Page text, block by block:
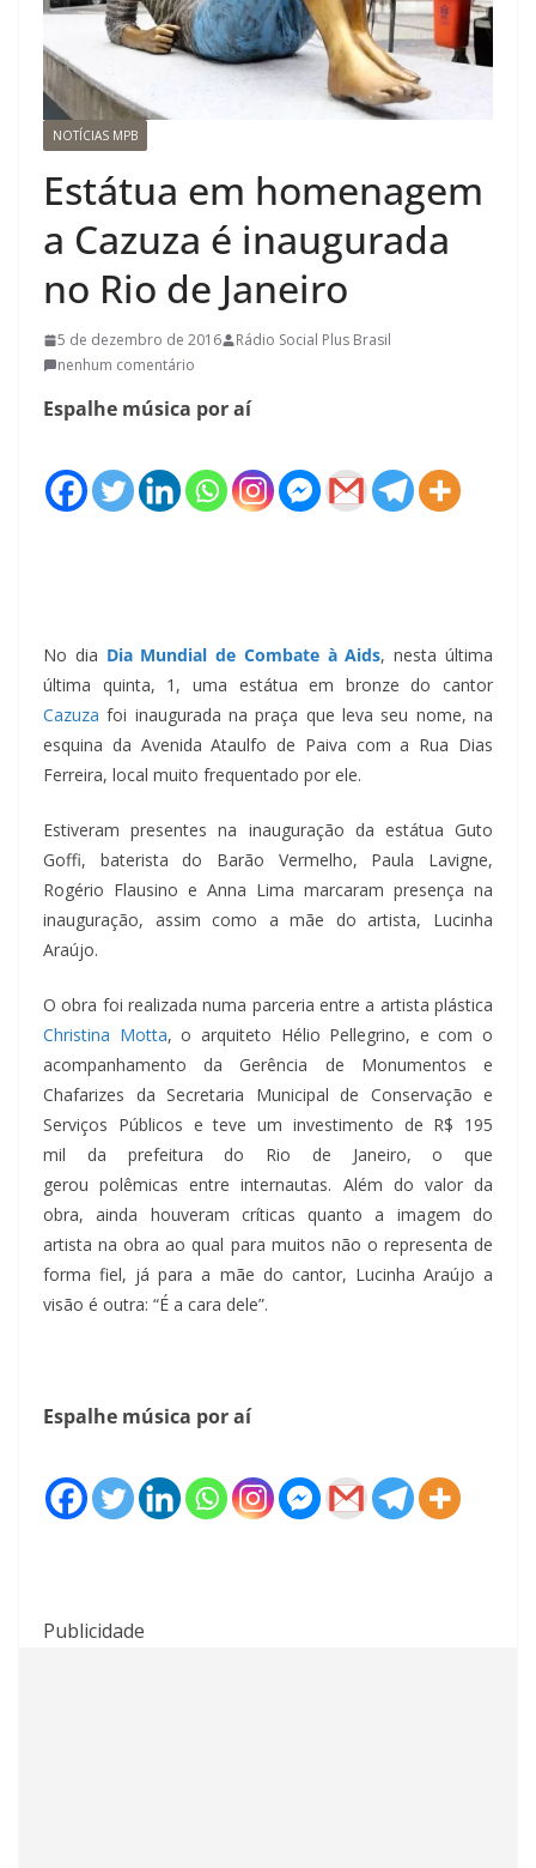
NOTÍCIAS MPB
Estátua em homenagem
a Cazuza é inaugurada
no Rio de Janeiro
5 de dezembro de 2016
Rádio Social Plus Brasil
nenhum comentário
Espalhe música por aí
No dia Dia Mundial de Combate à Aids, nesta última
última quinta, 1, uma estátua em bronze do cantor
Cazuza foi inaugurada na praça que leva seu nome, na
esquina da Avenida Ataulfo de Paiva com a Rua Dias
Ferreira, local muito frequentado por ele.
Estiveram presentes na inauguração da estátua Guto
Goffi, baterista do Barão Vermelho, Paula Lavigne,
Rogério Flausino e Anna Lima marcaram presença na
inauguração, assim como a mãe do artista, Lucinha
Araújo.
O obra foi realizada numa parceria entre a artista plástica
Christina Motta, o arquiteto Hélio Pellegrino, e com o
acompanhamento da Gerência de Monumentos e
Chafarizes da Secretaria Municipal de Conservação e
Serviços Públicos e teve um investimento de R$ 195
mil da prefeitura do Rio de Janeiro, o que
gerou polêmicas entre internautas. Além do valor da
obra, ainda houveram críticas quanto a imagem do
artista na obra ao qual para muitos não o representa de
forma fiel, já para a mãe do cantor, Lucinha Araújo a
visão é outra: “É a cara dele”.
Espalhe música por aí
Publicidade